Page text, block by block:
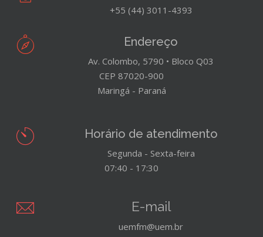
+55 (44) 3011-4393
Endereço
Av. Colombo, 5790 • Bloco Q03
CEP 87020-900
Maringá - Paraná
Horário de atendimento
Segunda - Sexta-feira
07:40 - 17:30
E-mail
uemfm@uem.br